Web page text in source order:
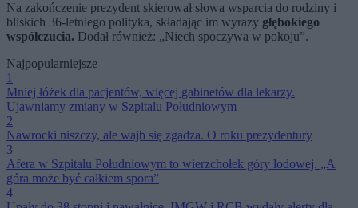
Na zakończenie prezydent skierował słowa wsparcia do rodziny i
bliskich 36-letniego polityka, składając im wyrazy głębokiego
współczucia. Dodał również: „Niech spoczywa w pokoju”.
Najpopularniejsze
1
Mniej łóżek dla pacjentów, więcej gabinetów dla lekarzy.
Ujawniamy zmiany w Szpitalu Południowym
2
Nawrocki niszczy, ale wajb się zgadza. O roku prezydentury
3
Afera w Szpitalu Południowym to wierzchołek góry lodowej. „A
góra może być całkiem spora”
4